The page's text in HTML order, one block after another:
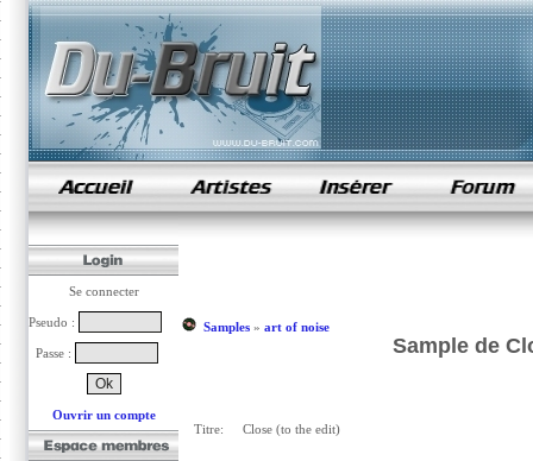
samples de rap
Se connecter
Pseudo :
Passe :
Ouvrir un compte
Samples» art of noise
Sample de
Titre: Close (to the edit)